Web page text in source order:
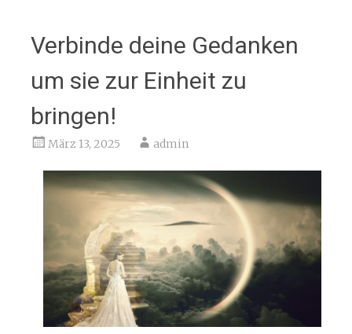
Verbinde deine Gedanken
um sie zur Einheit zu
bringen!
März 13, 2025 admin